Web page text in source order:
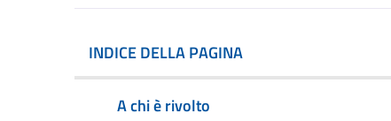
INDICE DELLA PAGINA
A chi è rivolto